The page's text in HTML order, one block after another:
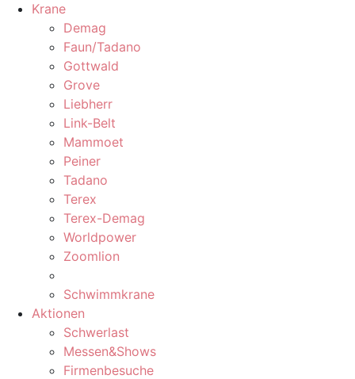
Krane
Demag
Faun/Tadano
Gottwald
Grove
Liebherr
Link-Belt
Mammoet
Peiner
Tadano
Terex
Terex-Demag
Worldpower
Zoomlion
Schwimmkrane
Aktionen
Schwerlast
Messen&Shows
Firmenbesuche